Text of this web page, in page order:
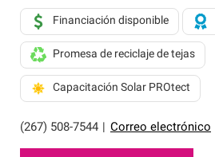
(267) 508-7544 Correo electrónico
Financiación disponible
Promesa de reciclaje de tejas
Capacitación Solar PROtect